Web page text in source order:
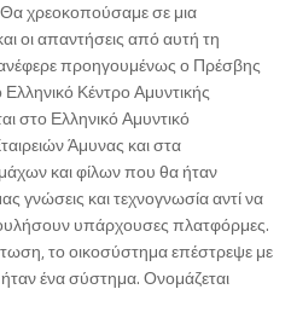
χρεοκοπούσαμε σε μια
οι απαντήσεις από αυτή τη
προηγουμένως ο Πρέσβης
Κέντρο Αμυντικής
στο Ελληνικό Αμυντικό
Άμυνας και στα
και φίλων που θα ήταν
γνώσεις και τεχνογνωσία αντί να
υπάρχουσες πλατφόρμες.
το οικοσύστημα επέστρεψε με
ένα σύστημα. Ονομάζεται